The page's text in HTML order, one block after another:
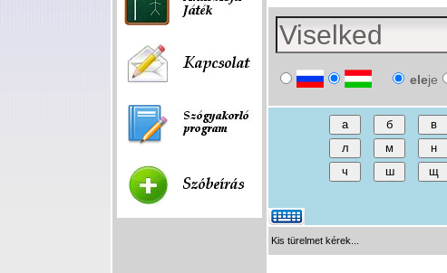
eleje
Kis türelmet kérek...